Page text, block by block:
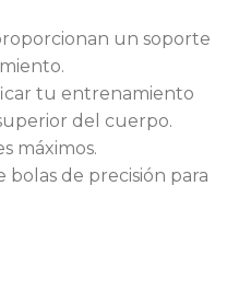
un soporte
tu entrenamiento
del cuerpo.
máximos.
bolas de precisión para